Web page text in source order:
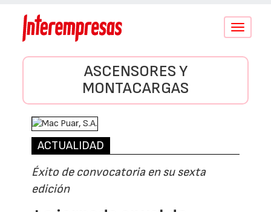
Conmutar
ASCENSORES Y
MONTACARGAS
ACTUALIDAD
Éxito de convocatoria en su sexta
edición